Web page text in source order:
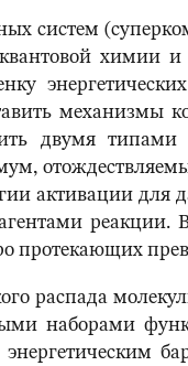
систем
химии
двумя типами
активации
реакции.
протекающих
распада
наборами